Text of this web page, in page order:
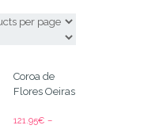
Coroa de
Flores Oeiras
121.95€ –